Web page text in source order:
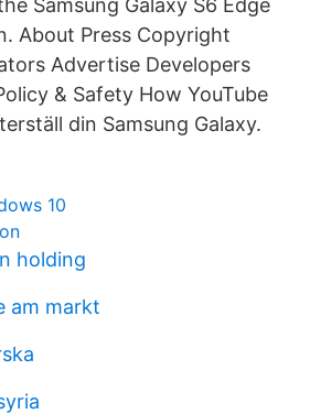
Samsung Galaxy S6 Edge
About Press Copyright
Advertise Developers
& Safety How YouTube
din Samsung Galaxy.
10
holding
am markt